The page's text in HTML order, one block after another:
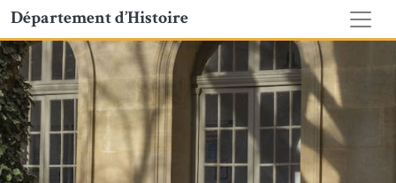
Département d’Histoire